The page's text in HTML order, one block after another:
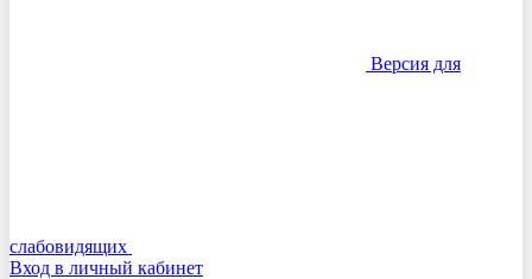
Версия для
слабовидящих
Вход в личный кабинет